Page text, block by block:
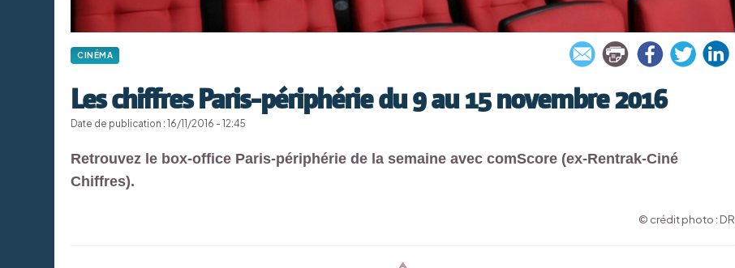
CINÉMA
Les chiffres Paris-périphérie du 9 au 15 novembre 2016
Date de publication : 16/11/2016 - 12:45
Retrouvez le box-office Paris-périphérie de la semaine avec comScore (ex-Rentrak-Ciné
Chiffres).
© crédit photo : DR